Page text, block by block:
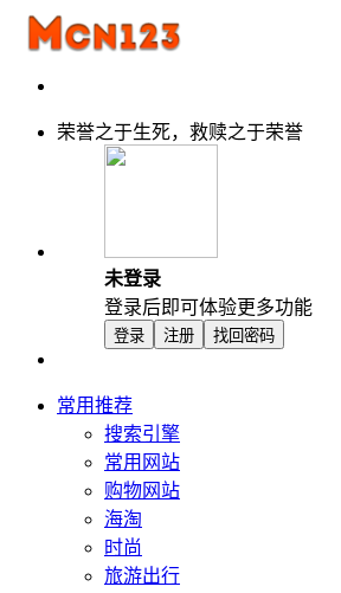
荣誉之于生死，救赎之于荣誉
未登录
登录后即可体验更多功能
登录 注册 找回密码
常用推荐
搜索引擎
常用网站
购物网站
海淘
时尚
旅游出行